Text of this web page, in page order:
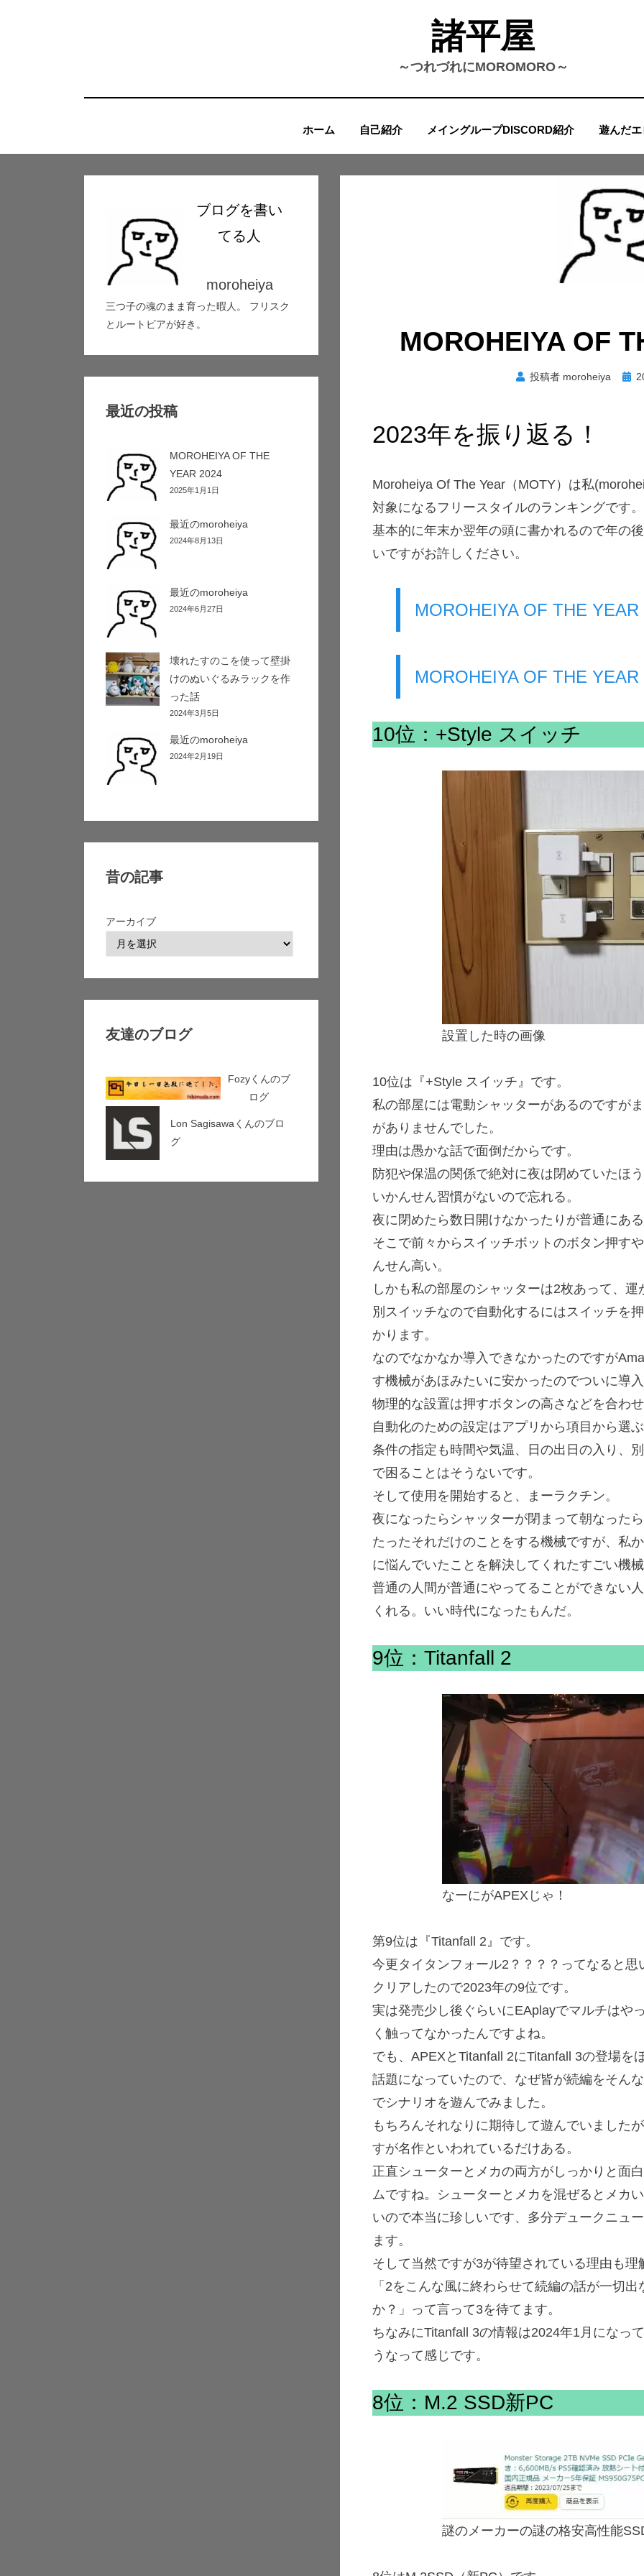
諸平屋
～つれづれにMOROMORO～
ホーム 自己紹介 メイングループDISCORD紹介 遊んだ
MOROHEIYA OF
投稿者 moroheiya
投
2023年を振り返る！
Moroheiya Of The Year（MOTY）は私
対象になるフリースタイルのランキングです。
基本的に年末か翌年の頭に書かれるので年の
いですがお許しください。
MOROHEIYA OF THE YEAR
MOROHEIYA OF THE YEAR
10位：+Style スイッチ
設置した時の画像
10位は『+Style スイッチ』です。
私の部屋には電動シャッターがあるのですが
がありませんでした。
理由は愚かな話で面倒だからです。
防犯や保温の関係で絶対に夜は閉めていたほ
いかんせん習慣がないので忘れる。
夜に閉めたら数日開けなかったりが普通にあ
そこで前々からスイッチボットのボタン押す
んせん高い。
しかも私の部屋のシャッターは2枚あって、
別スイッチなので自動化するにはスイッチを
かります。
なのでなかなか導入できなかったのですが
す機械があほみたいに安かったのでついに導
物理的な設置は押すボタンの高さなどを合わ
自動化のための設定はアプリから項目から選
条件の指定も時間や気温、日の出日の入り、
で困ることはそうないです。
そして使用を開始すると、まーラクチン。
夜になったらシャッターが閉まって朝なった
たったそれだけのことをする機械ですが、私
に悩んでいたことを解決してくれたすごい機
普通の人間が普通にやってることができない
くれる。いい時代になったもんだ。
9位：Titanfall 2
なーにがAPEXじゃ！
第9位は『Titanfall 2』です。
今更タイタンフォール2？？？？ってなると
クリアしたので2023年の9位です。
実は発売少し後ぐらいにEAplayでマルチはや
く触ってなかったんですよね。
でも、APEXとTitanfall 2にTitanfall 3の登場を
話題になっていたので、なぜ皆が続編をそん
でシナリオを遊んでみました。
もちろんそれなりに期待して遊んでいました
すが名作といわれているだけある。
正直シューターとメカの両方がしっかりと面
ムですね。シューターとメカを混ぜるとメカ
いので本当に珍しいです、多分デュークニュ
ます。
そして当然ですが3が待望されている理由も
「2をこんな風に終わらせて続編の話が一切
か？」って言って3を待てます。
ちなみにTitanfall 3の情報は2024年1月になっ
うなって感じです。
8位：M.2 SSD新PC
謎のメーカーの謎の格安高性能
ブログを書い
てる人
moroheiya
三つ子の魂のまま育った暇人。 フリスク
とルートビアが好き。
最近の投稿
MOROHEIYA OF THE
YEAR 2024
2025年1月1日
最近のmoroheiya
2024年8月13日
最近のmoroheiya
2024年6月27日
壊れたすのこを使って壁掛
けのぬいぐるみラックを作
った話
2024年3月5日
最近のmoroheiya
2024年2月19日
昔の記事
アーカイブ
友達のブログ
Fozyくんのブ
ログ
Lon Sagisawaくんのブロ
グ